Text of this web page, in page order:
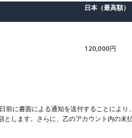
日本（最高額）
120,000円
に書面による通知を送付することにより
とします。さらに、乙のアカウント内の未